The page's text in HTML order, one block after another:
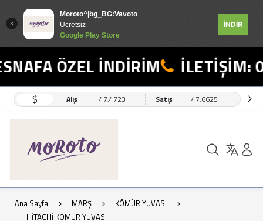
Moroto^|bg_BG:Vavoto
Ücretsiz
Google Play Store
İNDİR
ÖZEL İNDİRİM İLETİŞİM:
$ Alış 47,4723 Satış 47,6625
Ana Sayfa MARŞ
KÖMÜR YUVASI
HİTACHİ KÖMÜR YUVASI